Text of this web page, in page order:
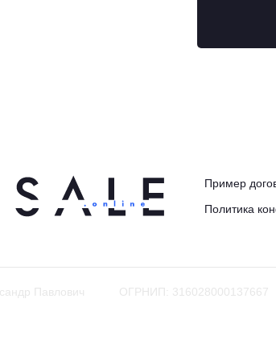
Политика
Пример
Павлович ОГРНИП: 316028000137667